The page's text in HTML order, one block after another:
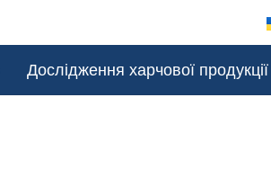
Дослідження харчової продукції